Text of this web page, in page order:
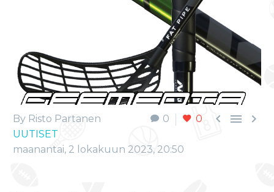
0 0   
By Risto Partanen
UUTISET
maanantai, 2 lokakuun 2023, 20:50